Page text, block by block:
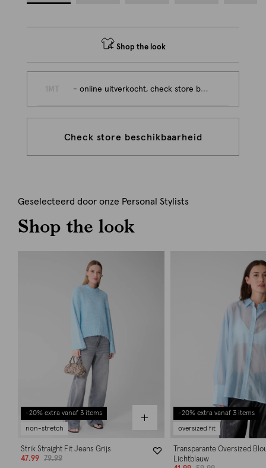
Shop the look
- online uitverkocht, check store beschikbaarheid
Check store beschikbaarheid
Geselecteerd door onze Personal Stylists
Shop the look
-20% extra vanaf 3 items
non-stretch
Strik Straight Fit Jeans Grijs
47.99
79.99
-20% extra vanaf 3 items
oversized fit
Transparante Oversized
Lichtblauw